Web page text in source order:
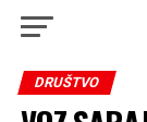
DRUŠTVO